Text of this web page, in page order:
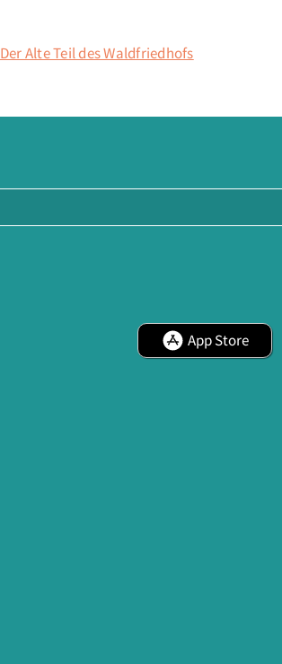
Der Alte Teil des Waldfriedhofs
App Store